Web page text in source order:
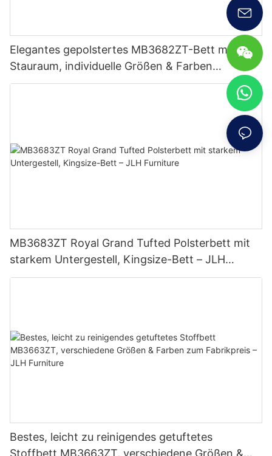
Elegantes gepolstertes MB3682ZT-Bett mit
Stauraum, individuelle Größen & Farben
Fabrikpreis - JLH Furniture
MB3683ZT Royal Grand Tufted Polsterbett mit
starkem Untergestell, Kingsize-Bett – JLH
Furniture
Bestes, leicht zu reinigendes getuftetes
Stoffbett MB3663ZT, verschiedene Größen &